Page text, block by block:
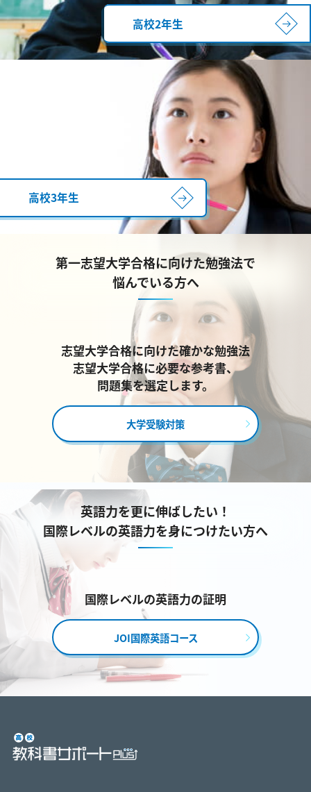
高校2年生
高校3年生
第一志望大学合格に向けた勉強法で
悩んでいる方へ
志望大学合格に向けた確かな勉強法
志望大学合格に必要な参考書、
問題集を選定します。
大学受験対策
英語力を更に伸ばしたい！
国際レベルの英語力を身につけたい方へ
国際レベルの英語力の証明
JOI国際英語コース